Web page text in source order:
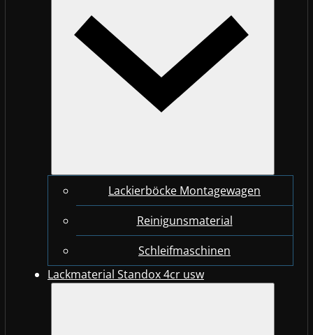
Lackierböcke Montagewagen
Reinigunsmaterial
Schleifmaschinen
Lackmaterial Standox 4cr usw